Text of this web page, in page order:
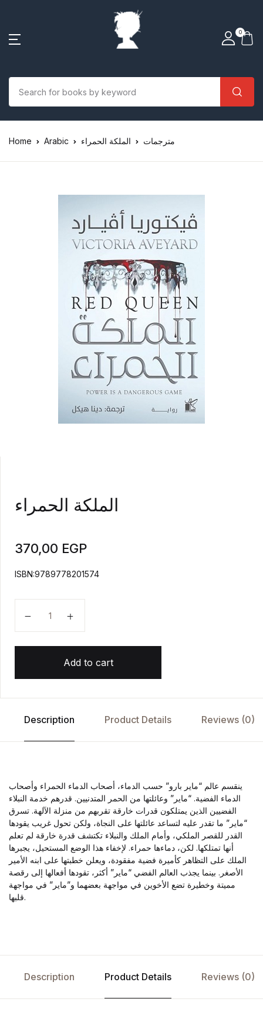
0
Home Arabic مترجمات الملكة الحمراء
الملكة الحمراء
370,00 EGP
ISBN:9789778201574
Add to cart
Description Product Details Reviews (0)
ينقسم عالم “ماير بارو” حسب الدماء، أصحاب الدماء الحمراء وأصحاب
الدماء الفضية. “ماير” وعائلتها من الحمر المتدنيين. قدرهم خدمة النبلاء
الفضيين الذين يمتلكون قدرات خارقة تقربهم من منزلة الآلهة. تسرق
“ماير” ما تقدر عليه لتساعد عائلتها على النجاة، ولكن تحول غريب يقودها
القدر للقصر الملكي، وأمام الملك والنبلاء تكتشف قدرة خارقة لم تعلم
أنها تمتلكها. لكن، دماءها حمراء. لإخفاء هذا الوضع المستحيل، يجبرها
الملك على التظاهر كأميرة فضية مفقودة، ويعلن خطبتها على ابنه الأمير
الأصغر. بينما يجذب العالم الفضي “ماير” أكثر، تقودها أفعالها إلى رقصة
مميتة وخطيرة تضع الأخوين في مواجهة بعضهما و”ماير” في مواجهة
قلبها.
Description Product Details Reviews (0)